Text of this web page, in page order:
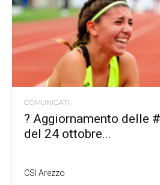
COMUNICATI
? Aggiornamento delle
del 24 ottobre...
CSI Arezzo